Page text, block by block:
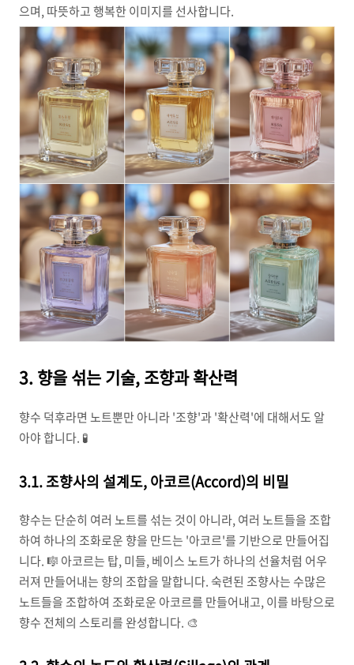
으며, 따뜻하고 행복한 이미지를 선사합니다.
3. 향을 섞는 기술, 조향과 확산력
향수 덕후라면 노트뿐만 아니라 '조향'과 '확산력'에 대해서도 알
아야 합니다. 🧪
3.1. 조향사의 설계도, 아코르(Accord)의 비밀
향수는 단순히 여러 노트를 섞는 것이 아니라, 여러 노트들을 조합
하여 하나의 조화로운 향을 만드는 '아코르'를 기반으로 만들어집
니다. 🎼 아코르는 탑, 미들, 베이스 노트가 하나의 선율처럼 어우
러져 만들어내는 향의 조합을 말합니다. 숙련된 조향사는 수많은
노트들을 조합하여 조화로운 아코르를 만들어내고, 이를 바탕으로
향수 전체의 스토리를 완성합니다. 🎨